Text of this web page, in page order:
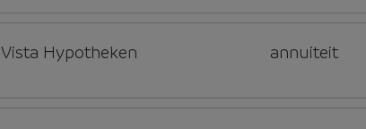
Vista Hypotheken annuiteit